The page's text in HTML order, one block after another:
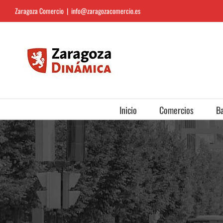
Saltar
al
Zaragoza Comercio | info@zaragozacomercio.es
Inicio Comercios